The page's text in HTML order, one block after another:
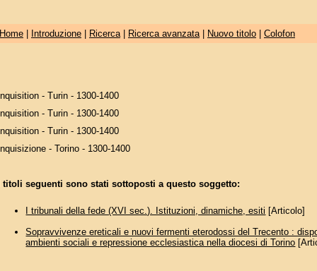
Home| Introduzione| Ricerca| Ricerca avanzata| Nuovo titolo| Colofon
Inquisition - Turin - 1300-1400
Inquisition - Turin - 1300-1400
Inquisition - Turin - 1300-1400
Inquisizione - Torino - 1300-1400
I titoli seguenti sono stati sottoposti a questo soggetto:
I tribunali della fede (XVI sec.). Istituzioni, dinamiche, esiti [Articolo]
Sopravvivenze ereticali e nuovi fermenti eterodossi del Trecento :
ambienti sociali e repressione ecclesiastica nella diocesi di Torino